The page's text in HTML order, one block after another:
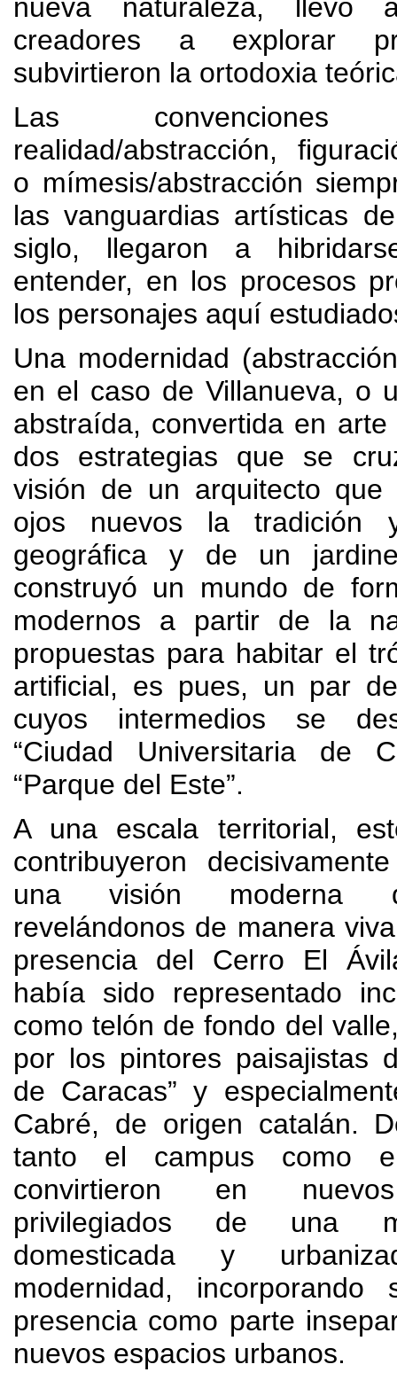
nueva naturaleza,
llevó
creadores a explorar
subvirtieron la ortodoxia
Las convenciones
realidad/abstracción,
o mímesis/abstracción
las vanguardias artísticas
siglo, llegaron a
entender, en los procesos
los personajes aquí
Una modernidad (abstracción
en el caso de Villanueva, o
abstraída, convertida en arte
dos estrategias que se
visión de un arquitecto
ojos nuevos la tradición
geográfica y de un
construyó un mundo de
modernos a partir de la
propuestas para habitar el
artificial, es pues, un par
cuyos intermedios se
“Ciudad Universitaria de
“Parque del Este”.
A una escala territorial,
contribuyeron
una visión moderna
revelándonos de manera
presencia del Cerro El
había sido representado
como telón de fondo del valle
por los pintores paisajistas
de Caracas” y
Cabré, de origen catalán.
tanto el campus como
convirtieron en
privilegiados de una
domesticada y
modernidad, incorporando
presencia como parte
nuevos espacios urbanos.